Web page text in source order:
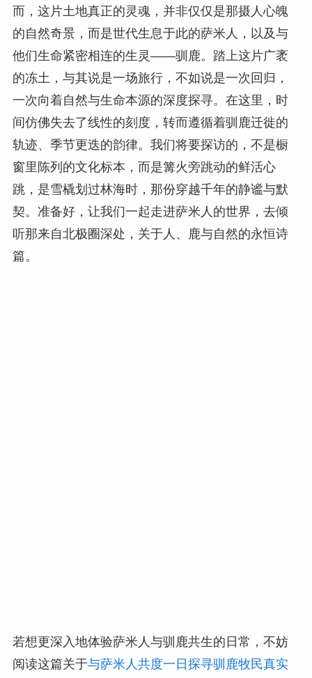
而，这片土地真正的灵魂，并非仅仅是那摄人心魄
的自然奇景，而是世代生息于此的萨米人，以及与
他们生命紧密相连的生灵——驯鹿。踏上这片广袤
的冻土，与其说是一场旅行，不如说是一次回归，
一次向着自然与生命本源的深度探寻。在这里，时
间仿佛失去了线性的刻度，转而遵循着驯鹿迁徙的
轨迹、季节更迭的韵律。我们将要探访的，不是橱
窗里陈列的文化标本，而是篝火旁跳动的鲜活心
跳，是雪橇划过林海时，那份穿越千年的静谧与默
契。准备好，让我们一起走进萨米人的世界，去倾
听那来自北极圈深处，关于人、鹿与自然的永恒诗
篇。
若想更深入地体验萨米人与驯鹿共生的日常，不妨
阅读这篇关于与萨米人共度一日探寻驯鹿牧民真实